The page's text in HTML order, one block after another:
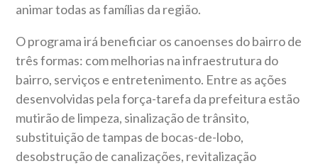
animar todas as famílias da região.
O programa irá beneficiar os canoenses do bairro de
três formas: com melhorias na infraestrutura do
bairro, serviços e entretenimento. Entre as ações
desenvolvidas pela força-tarefa da prefeitura estão
mutirão de limpeza, sinalização de trânsito,
substituição de tampas de bocas-de-lobo,
desobstrução de canalizações, revitalização